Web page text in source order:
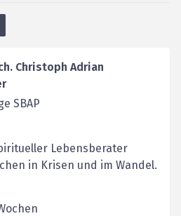
Christoph Adrian
SBAP
Lebensberater
in Krisen und im Wandel.